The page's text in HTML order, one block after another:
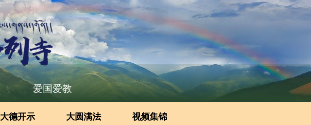
爱国爱教
大德开示 大圆满法 视频集锦